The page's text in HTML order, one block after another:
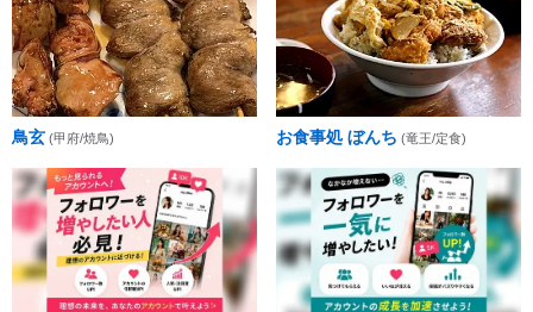
鳥玄 (甲府/焼鳥) お食事処 ぼんち (竜王/定食)